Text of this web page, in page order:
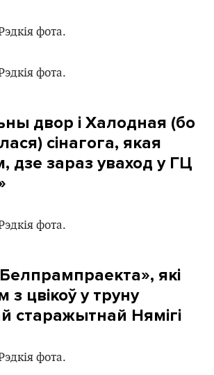
двор і Халодная (бо
сінагога, якая
дзе зараз уваход у ГЦ
які
з цвікоў у труну
старажытнай Нямігі